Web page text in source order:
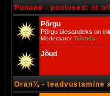
Punane - poolused: nt
Põrgu
Põrgu ülesandeks on
ModeraatorTokroda
Jõud
Oran¾ - teadvustamine